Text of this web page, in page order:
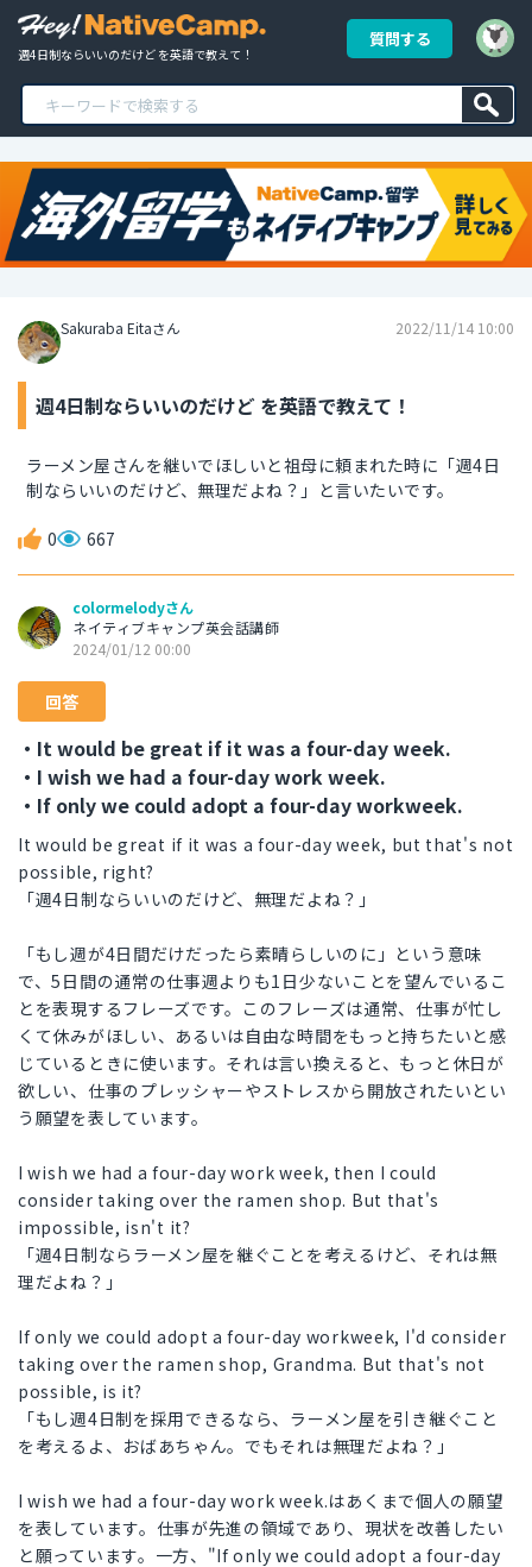
週4日制ならいいのだけど を英語で教えて！
質問する
Sakuraba Eitaさん 2022/11/14 10:00
週4日制ならいいのだけど を英語で教えて！
ラーメン屋さんを継いでほしいと祖母に頼まれた時に「週4日
制ならいいのだけど、無理だよね？」と言いたいです。
0 667
colormelodyさん
ネイティブキャンプ英会話講師
2024/01/12 00:00
回答
・It would be great if it was a four-day week.
・I wish we had a four-day work week.
・If only we could adopt a four-day workweek.
It would be great if it was a four-day week, but that's not
possible, right?
「週4日制ならいいのだけど、無理だよね？」
「もし週が4日間だけだったら素晴らしいのに」という意味
で、5日間の通常の仕事週よりも1日少ないことを望んでいるこ
とを表現するフレーズです。このフレーズは通常、仕事が忙し
くて休みがほしい、あるいは自由な時間をもっと持ちたいと感
じているときに使います。それは言い換えると、もっと休日が
欲しい、仕事のプレッシャーやストレスから開放されたいとい
う願望を表しています。
I wish we had a four-day work week, then I could
consider taking over the ramen shop. But that's
impossible, isn't it?
「週4日制ならラーメン屋を継ぐことを考えるけど、それは無
理だよね？」
If only we could adopt a four-day workweek, I'd consider
taking over the ramen shop, Grandma. But that's not
possible, is it?
「もし週4日制を採用できるなら、ラーメン屋を引き継ぐこと
を考えるよ、おばあちゃん。でもそれは無理だよね？」
I wish we had a four-day work week.はあくまで個人の願望
を表しています。仕事が先進の領域であり、現状を改善したい
と願っています。一方、"If only we could adopt a four-day